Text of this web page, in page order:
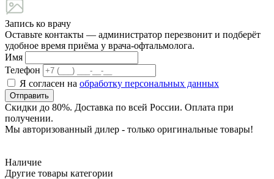
Запись ко врачу
Оставьте контакты — администратор перезвонит и подберёт
удобное время приёма у врача-офтальмолога.
Имя
Телефон
Я согласен на обработку персональных данных
Отправить
Скидки до 80%. Доставка по всей России. Оплата при
получении.
Мы авторизованный дилер - только оригинальные товары!
Наличие
Другие товары категории